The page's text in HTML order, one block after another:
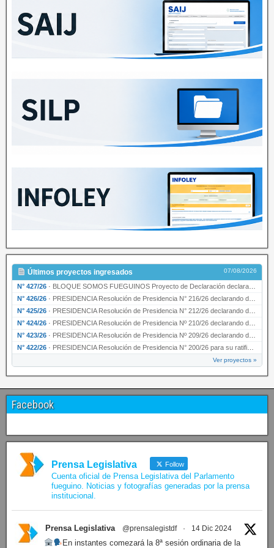
Últimos proyectos ingresados 07/08/2026
N° 427/26 · BLOQUE SOMOS FUEGUINOS Proyecto de Declaración declarando de interés provincial PRESIDENCI…
N° 426/26 · PRESIDENCIA Resolución de Presidencia N° 216/26 declarando de interés provincial la labor …
N° 425/26 · PRESIDENCIA Resolución de Presidencia N° 212/26 declarando de interés provincial el “50° A…
N° 424/26 · PRESIDENCIA Resolución de Presidencia Nº 210/26 declarando de interés provincial el proyec…
N° 423/26 · PRESIDENCIA Resolución de Presidencia Nº 209/26 declarando de interés provincial la presen…
N° 422/26 · PRESIDENCIA Resolución de Presidencia N° 200/26 para su ratificación.
Ver proyectos »
Facebook
Prensa Legislativa Follow
Cuenta oficial de Prensa Legislativa del Parlamento
fueguino. Noticias y fotografías generadas por la prensa
institucional.
Prensa Legislativa @prensalegistdf · 14 Dic 2024
En instantes comezará la 8ª sesión ordinaria de la